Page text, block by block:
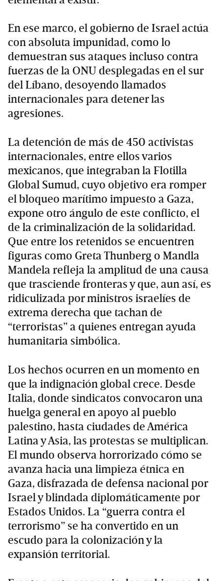
En ese marco, el gobierno de Israel actúa
con absoluta impunidad, como lo
demuestran sus ataques incluso contra
fuerzas de la ONU desplegadas en el sur
del Líbano, desoyendo llamados
internacionales para detener las
agresiones.
La detención de más de 450 activistas
internacionales, entre ellos varios
mexicanos, que integraban la Flotilla
Global Sumud, cuyo objetivo era romper
el bloqueo marítimo impuesto a Gaza,
expone otro ángulo de este conflicto, el
de la criminalización de la solidaridad.
Que entre los retenidos se encuentren
figuras como Greta Thunberg o Mandla
Mandela refleja la amplitud de una causa
que trasciende fronteras y que, aun así, es
ridiculizada por ministros israelíes de
extrema derecha que tachan de
“terroristas” a quienes entregan ayuda
humanitaria simbólica.
Los hechos ocurren en un momento en
que la indignación global crece. Desde
Italia, donde sindicatos convocaron una
huelga general en apoyo al pueblo
palestino, hasta ciudades de América
Latina y Asia, las protestas se multiplican.
El mundo observa horrorizado cómo se
avanza hacia una limpieza étnica en
Gaza, disfrazada de defensa nacional por
Israel y blindada diplomáticamente por
Estados Unidos. La “guerra contra el
terrorismo” se ha convertido en un
escudo para la colonización y la
expansión territorial.